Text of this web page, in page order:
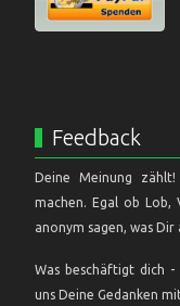
Feedback
Deine Meinung
machen. Egal ob Lob,
anonym sagen, was
Was beschäftigt dich
uns Deine Gedanken